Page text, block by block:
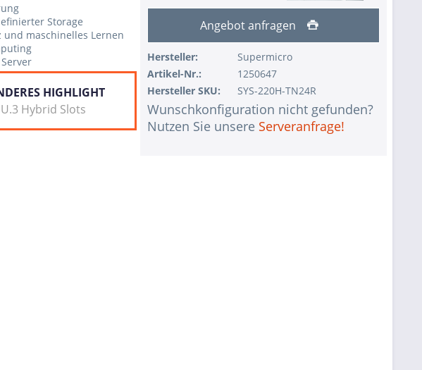
Storage
und maschinelles Lernen
HIGHLIGHT
Hybrid Slots
Angebot anfragen
Hersteller:
Supermicro
Artikel-Nr.:
1250647
Hersteller SKU:
SYS-220H-TN24R
Wunschkonfiguration nicht gefunden?
Nutzen Sie unsere Serveranfrage!